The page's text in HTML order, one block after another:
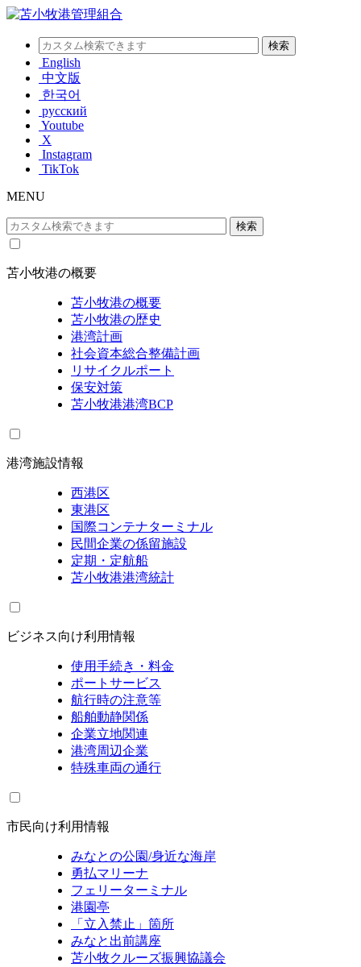
English
中文版
한국어
русский
Youtube
X
Instagram
TikTok
MENU
苫小牧港の概要
苫小牧港の概要
苫小牧港の歴史
港湾計画
社会資本総合整備計画
リサイクルポート
保安対策
苫小牧港港湾BCP
港湾施設情報
西港区
東港区
国際コンテナターミナル
民間企業の係留施設
定期・定航船
苫小牧港港湾統計
ビジネス向け利用情報
使用手続き・料金
ポートサービス
航行時の注意等
船舶動静関係
企業立地関連
港湾周辺企業
特殊車両の通行
市民向け利用情報
みなとの公園/身近な海岸
勇払マリーナ
フェリーターミナル
港園亭
「立入禁止」箇所
みなと出前講座
苫小牧クルーズ振興協議会